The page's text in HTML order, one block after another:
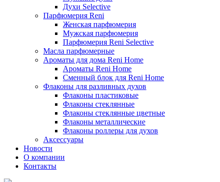
Духи Selective
Парфюмерия Reni
Женская парфюмерия
Мужская парфюмерия
Парфюмерия Reni Selective
Масла парфюмерные
Ароматы для дома Reni Home
Ароматы Reni Home
Сменный блок для Reni Home
Флаконы для разливных духов
Флаконы пластиковые
Флаконы стеклянные
Флаконы стеклянные цветные
Флаконы металлические
Флаконы роллеры для духов
Аксессуары
Новости
О компании
Контакты